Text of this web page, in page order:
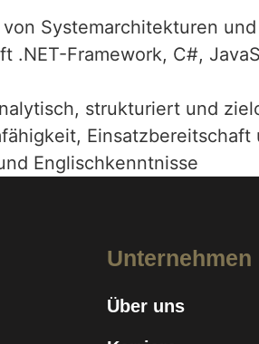
Systemarchitekturen
.NET-Framework, C#,
strukturiert und
Einsatzbereitschaft
Englischkenntnisse
Unternehmen
Über uns